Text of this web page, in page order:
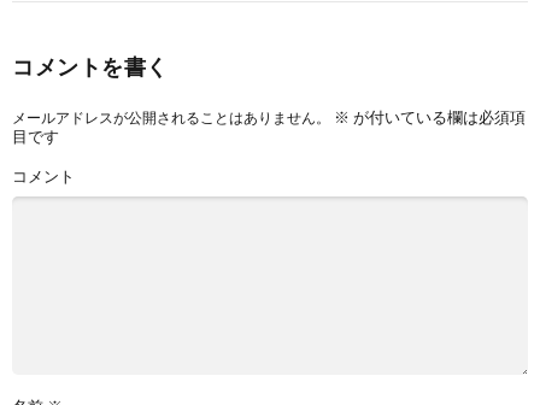
コメントを書く
メールアドレスが公開されることはありません。 ※ が付いている欄は必須項
目です
コメント